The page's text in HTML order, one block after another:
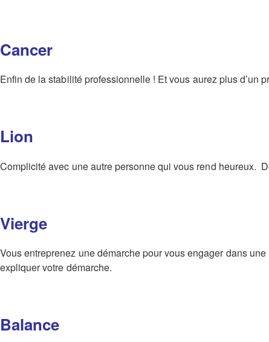
Cancer
Enfin de la stabilité professionnelle ! Et vous aurez plus d’un
Lion
Complicité avec une autre personne qui vous rend heureux.
Vierge
Vous entreprenez une démarche pour vous engager dans
expliquer votre démarche.
Balance